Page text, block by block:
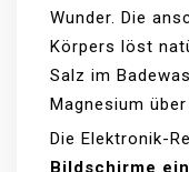
Wunder. Die
Körpers löst
Salz im
Magnesium
Die Elektronik-
Bildschirme